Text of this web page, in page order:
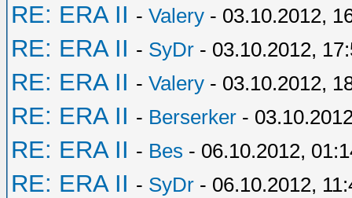
RE: ERA II - Valery - 03.10.2012,
RE: ERA II - SyDr - 03.10.2012,
RE: ERA II - Valery - 03.10.2012,
RE: ERA II - Berserker -
RE: ERA II - Bes - 06.10.2012,
RE: ERA II - SyDr - 06.10.2012,